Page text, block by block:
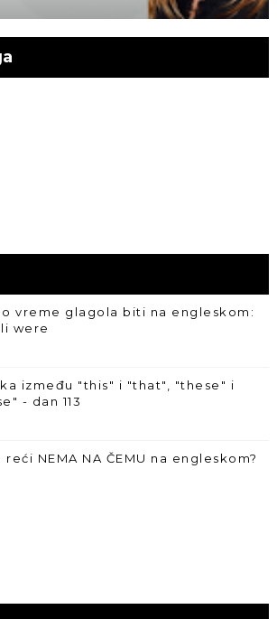
vreme glagola biti na engleskom:
were
između "this" i "that", "these" i
- dan 113
reći NEMA NA ČEMU na engleskom?